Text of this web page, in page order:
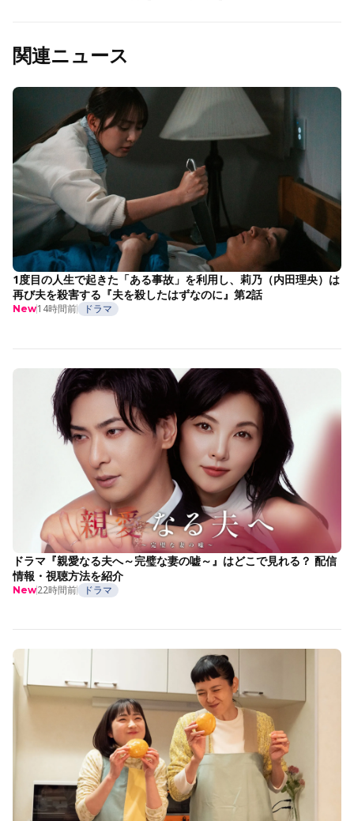
関連ニュース
1度目の人生で起きた「ある事故」を利用し、莉乃（内田理央）は
再び夫を殺害する『夫を殺したはずなのに』第2話
New14時間前 ドラマ
ドラマ『親愛なる夫へ～完璧な妻の嘘～』はどこで見れる？ 配信
情報・視聴方法を紹介
New22時間前 ドラマ